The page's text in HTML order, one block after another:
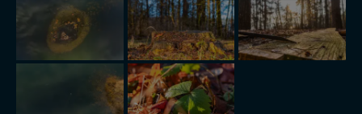
W każdej chwili możesz: zażądać dostępu do swoich
danych, zażądać ich poprawienia lub usunięcia,
zabronić ich przetwarzania. Pamiętaj jednak, że nie
zawsze jest możliwe techniczne zrealizowanie Twoich
praw w odniesieniu do informacji zawartych w plikach
cookies. Twoja przeglądarka umożliwia Ci skasowanie